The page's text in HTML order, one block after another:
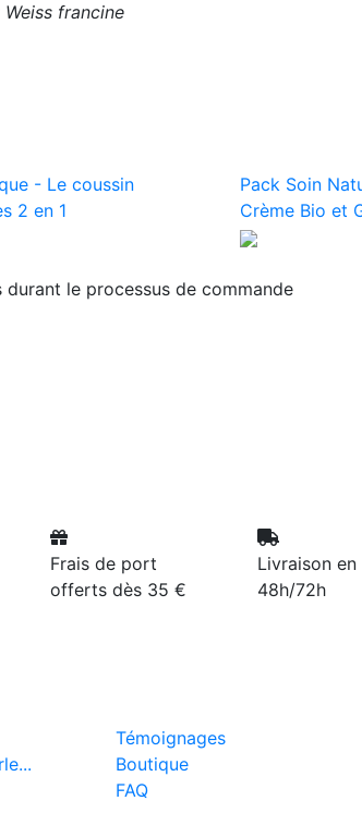
Weiss francine
- Le coussin
2 en 1
Pack Soin
Crème Bio et
le processus de commande
Frais de port
offerts dès 35 €
Livraison en
48h/72h
Témoignages
Boutique
FAQ